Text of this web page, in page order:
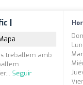
|
treballem amb
Seguir